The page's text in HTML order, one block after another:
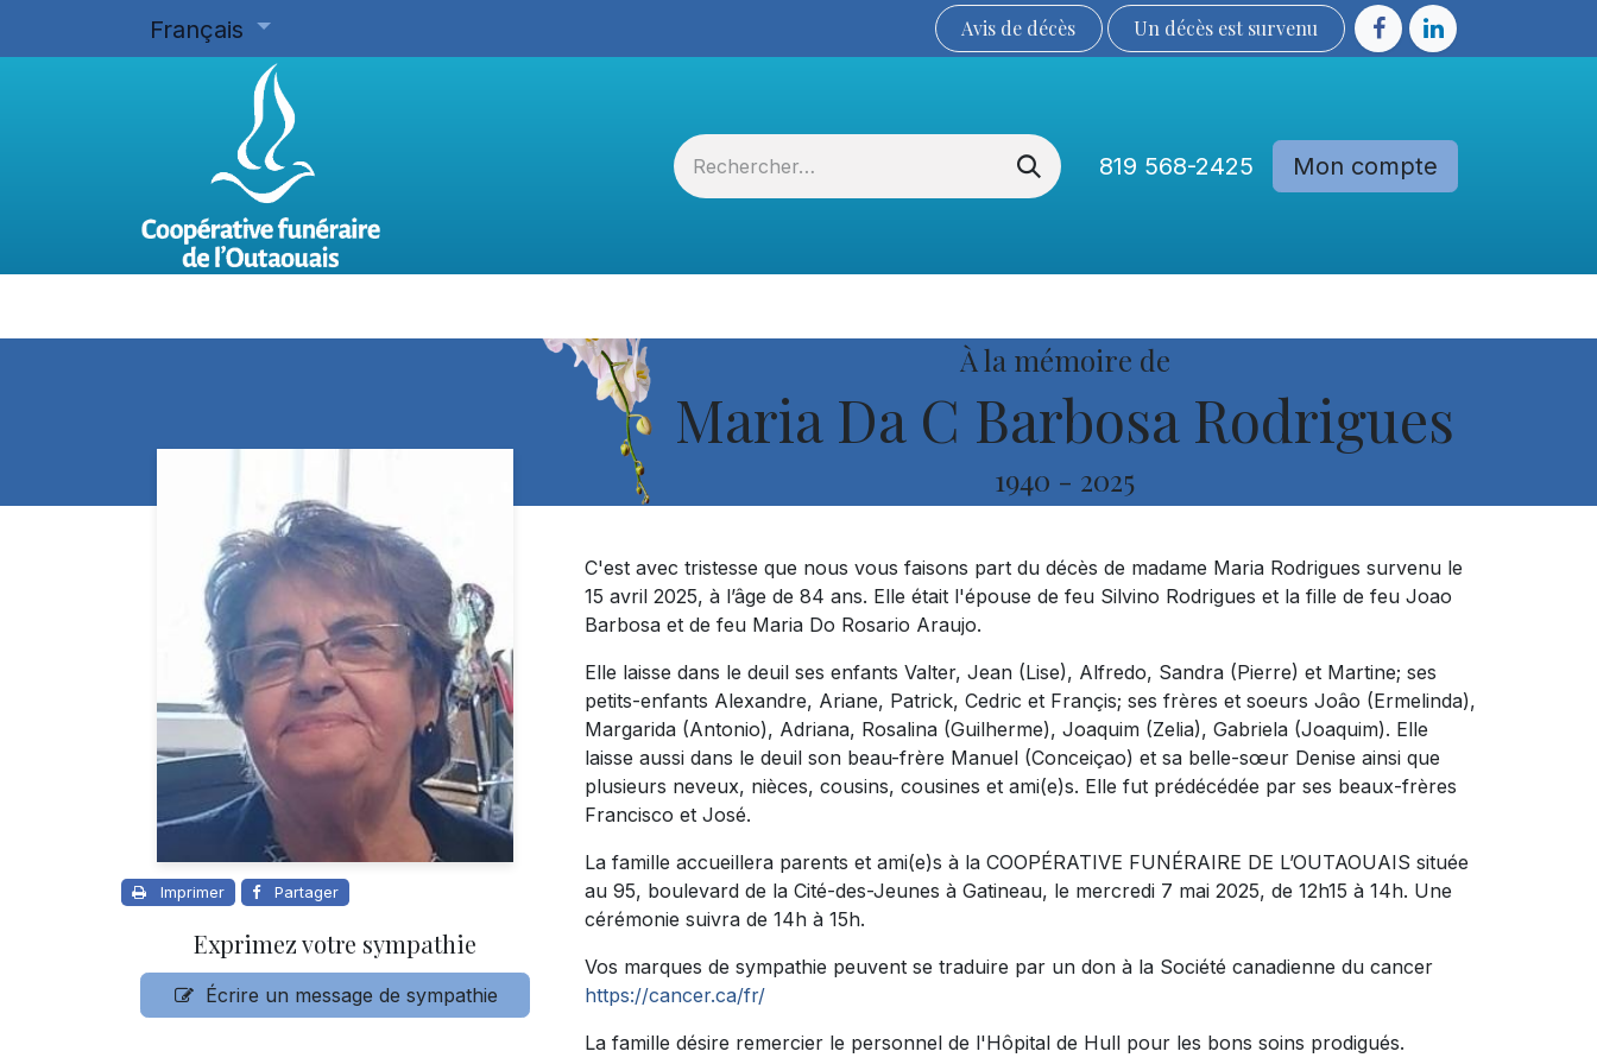
Français Avis de décès Un décès est sur​​​​​​​​ve​nu​​​​​​​​​​
819 568-2425 Mon compte
À la mémoire de
Maria Da C Barbosa Rodrigues
1940 - 2025
Imprimer Partager
Exprimez votre sympathie
Écrire un message de sympathie
C'est avec tristesse que nous vous faisons part du décès de madame Maria Rodrigues survenu le
15 avril 2025, à l’âge de 84 ans. Elle était l'épouse de feu Silvino Rodrigues et la fille de feu Joao
Barbosa et de feu Maria Do Rosario Araujo.
Elle laisse dans le deuil ses enfants Valter, Jean (Lise), Alfredo, Sandra (Pierre) et Martine; ses
petits-enfants Alexandre, Ariane, Patrick, Cedric et Françis; ses frères et soeurs Joâo (Ermelinda),
Margarida (Antonio), Adriana, Rosalina (Guilherme), Joaquim (Zelia), Gabriela (Joaquim). Elle
laisse aussi dans le deuil son beau-frère Manuel (Conceiçao) et sa belle-sœur Denise ainsi que
plusieurs neveux, nièces, cousins, cousines et ami(e)s. Elle fut prédécédée par ses beaux-frères
Francisco et José.
La famille accueillera parents et ami(e)s à la COOPÉRATIVE FUNÉRAIRE DE L’OUTAOUAIS située
au 95, boulevard de la Cité-des-Jeunes à Gatineau, le mercredi 7 mai 2025, de 12h15 à 14h. Une
cérémonie suivra de 14h à 15h.
Vos marques de sympathie peuvent se traduire par un don à la Société canadienne du cancer
https://cancer.ca/fr/
La famille désire remercier le personnel de l'Hôpital de Hull pour les bons soins prodigués.